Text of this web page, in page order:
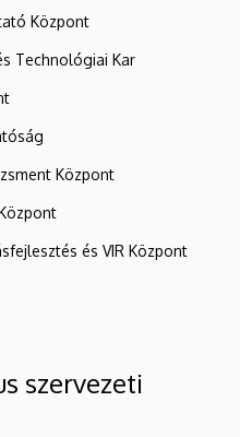
Központ
Technológiai Kar
Központ
és VIR Központ
szervezeti